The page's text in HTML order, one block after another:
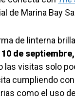
de Marina Bay
de linterna
de septiembre,
las visitas solo
cumpliendo
como el uso de